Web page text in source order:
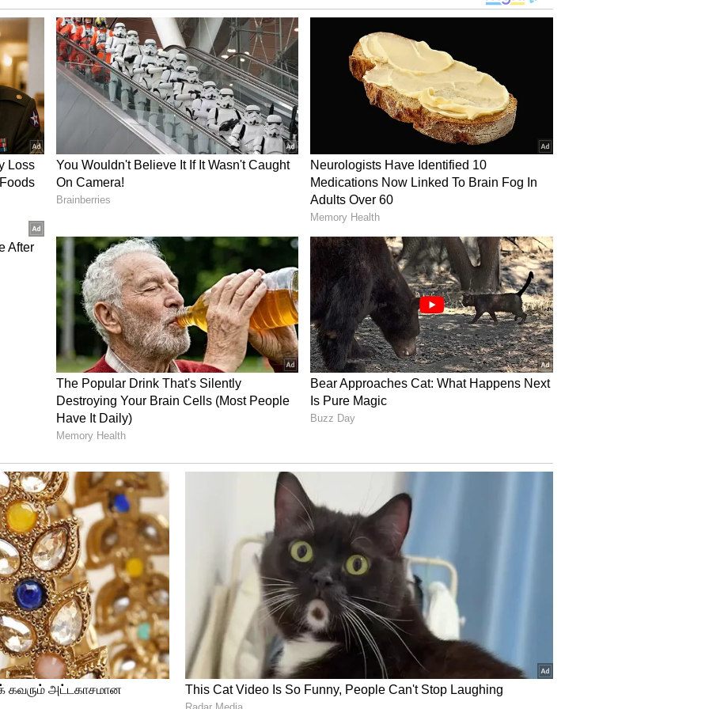
காட்சிகள்
திரைப்படத் துறையினர் அளித்த கோரிக்கை
தமிழ்நாடு திரையரங்குகள் (ஒழுங்குமுறை)
இதன்படி, தமிழ்நாட்டிலுள்ள
வெளியிடப்படும் தமிழ்த்
ஏழு நாட்களுக்கு தினசரி ஐந்து
பண்டிகை நாட்கள், பொது விடுமுறை நாட்கள்,
தினசரி ஐந்து காட்சிகள்
புதிய திரைப்படம்
நாட்களுக்கு தினசரி ஐந்து காட்சிகள்